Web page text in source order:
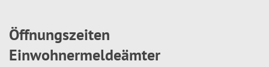
Öffnungszeiten
Einwohnermeldeämter